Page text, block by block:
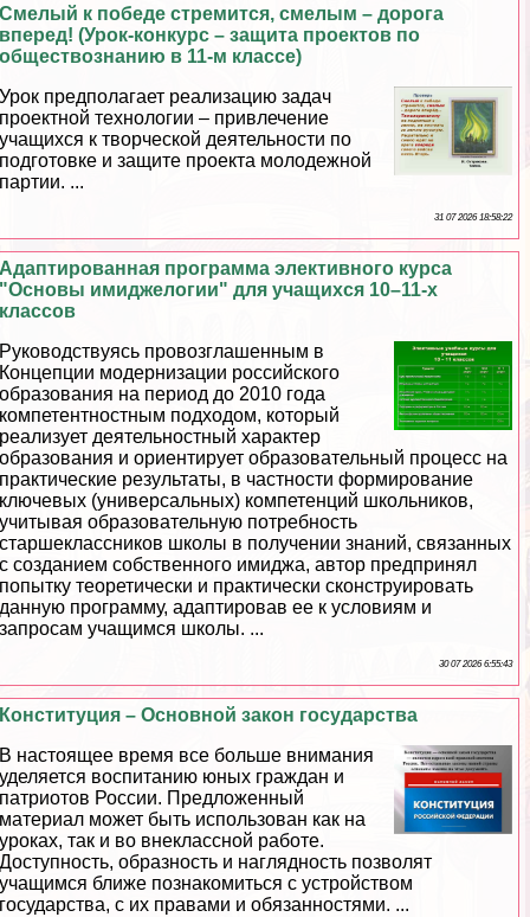
Смелый к победе стремится, смелым – дорога
вперед! (Урок-конкурс – защита проектов по
обществознанию в 11-м классе)
Урок предполагает реализацию задач
проектной технологии – привлечение
учащихся к творческой деятельности по
подготовке и защите проекта молодежной
партии. ...
31 07 2026 18:58:22
Адаптированная программа элективного курса
"Основы имиджелогии" для учащихся 10–11-х
классов
Руководствуясь провозглашенным в
Концепции модернизации российского
образования на период до 2010 года
компетентностным подходом, который
реализует деятельностный хаpaктер
образования и ориентирует образовательный процесс на
пpaктические результаты, в частности формирование
ключевых (универсальных) компетенций школьников,
учитывая образовательную потребность
старшеклассников школы в получении знаний, связанных
с созданием собственного имиджа, автор предпринял
попытку теоретически и пpaктически сконструировать
данную программу, адаптировав ее к условиям и
запросам учащимся школы. ...
30 07 2026 6:55:43
Конституция – Основной закон государства
В настоящее время все больше внимания
уделяется воспитанию юных граждан и
патриотов России. Предложенный
материал может быть использован как на
уроках, так и во внеклассной работе.
Доступность, образность и наглядность позволят
учащимся ближе познакомиться с устройством
государства, с их правами и обязанностями. ...